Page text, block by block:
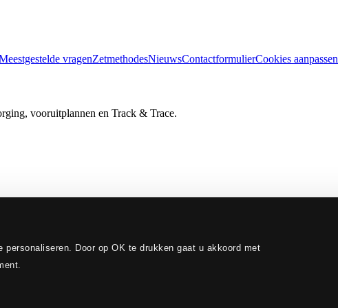
personaliseren. Door op OK te drukken gaat u akkoord met
vragenZetmethodesNieuwsContactformulierCookies aanpassen
vooruitplannen en Track & Trace.